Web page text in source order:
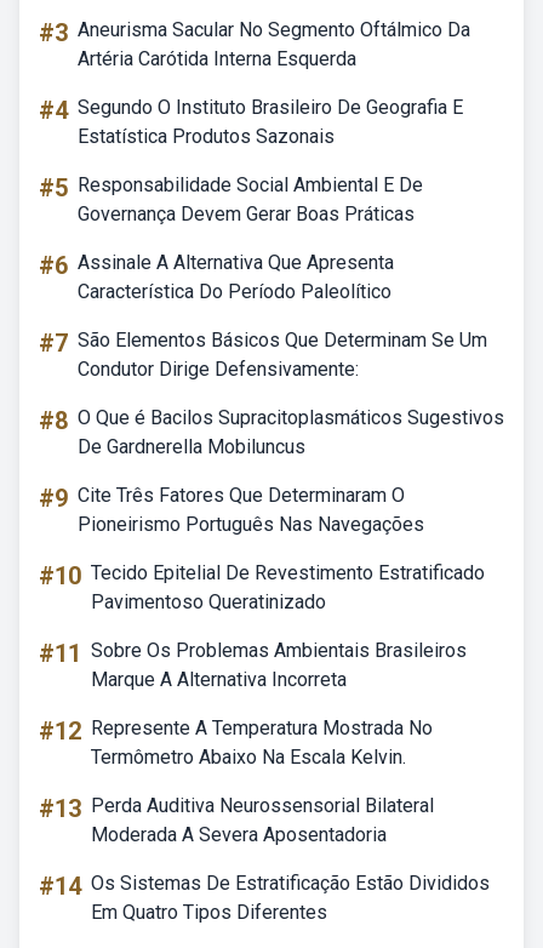
#3 Aneurisma Sacular No Segmento Oftálmico Da
Artéria Carótida Interna Esquerda
#4 Segundo O Instituto Brasileiro De Geografia E
Estatística Produtos Sazonais
#5 Responsabilidade Social Ambiental E De
Governança Devem Gerar Boas Práticas
#6 Assinale A Alternativa Que Apresenta
Característica Do Período Paleolítico
#7 São Elementos Básicos Que Determinam Se Um
Condutor Dirige Defensivamente:
#8 O Que é Bacilos Supracitoplasmáticos Sugestivos
De Gardnerella Mobiluncus
#9 Cite Três Fatores Que Determinaram O
Pioneirismo Português Nas Navegações
#10 Tecido Epitelial De Revestimento Estratificado
Pavimentoso Queratinizado
#11 Sobre Os Problemas Ambientais Brasileiros
Marque A Alternativa Incorreta
#12 Represente A Temperatura Mostrada No
Termômetro Abaixo Na Escala Kelvin.
#13 Perda Auditiva Neurossensorial Bilateral
Moderada A Severa Aposentadoria
#14 Os Sistemas De Estratificação Estão Divididos
Em Quatro Tipos Diferentes